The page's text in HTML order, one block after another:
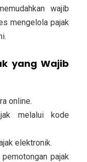
wajib
mengelola pajak
yang Wajib
online.
melalui kode
elektronik.
pajak